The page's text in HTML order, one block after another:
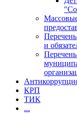
и
КРП
ТИК
...